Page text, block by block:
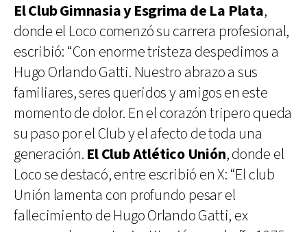
El Club Gimnasia y Esgrima de La Plata,
donde el Loco comenzó su carrera profesional,
escribió: “Con enorme tristeza despedimos a
Hugo Orlando Gatti. Nuestro abrazo a sus
familiares, seres queridos y amigos en este
momento de dolor. En el corazón tripero queda
su paso por el Club y el afecto de toda una
generación. El Club Atlético Unión, donde el
Loco se destacó, entre escribió en X: “El club
Unión lamenta con profundo pesar el
fallecimiento de Hugo Orlando Gatti, ex